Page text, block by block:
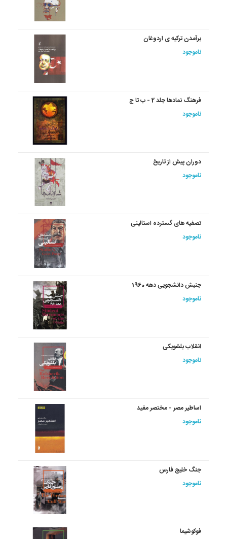
برآمدن ترکیه ی اردوغان
ناموجود
فرهنگ‏ نمادها جلد 2 - ب تا ج
ناموجود
دوران پیش از تاریخ
ناموجود
تصفیه های گسترده استالینی
ناموجود
جنبش دانشجویی دهه 1960
ناموجود
انقلاب بلشویکی
ناموجود
اساطیر مصر - مختصر مفید
ناموجود
جنگ خلیج فارس
ناموجود
فوکوشیما